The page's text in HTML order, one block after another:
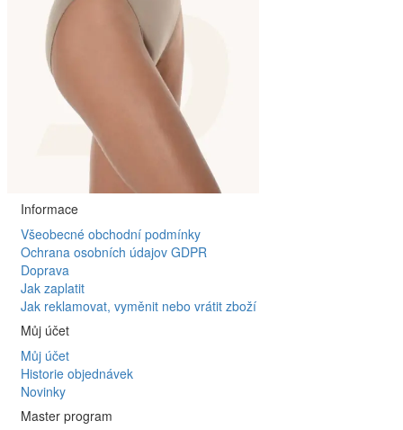
Informace
Všeobecné obchodní podmínky
Ochrana osobních údajov GDPR
Doprava
Jak zaplatit
Jak reklamovat, vyměnit nebo vrátit zboží
Můj účet
Můj účet
Historie objednávek
Novinky
Master program